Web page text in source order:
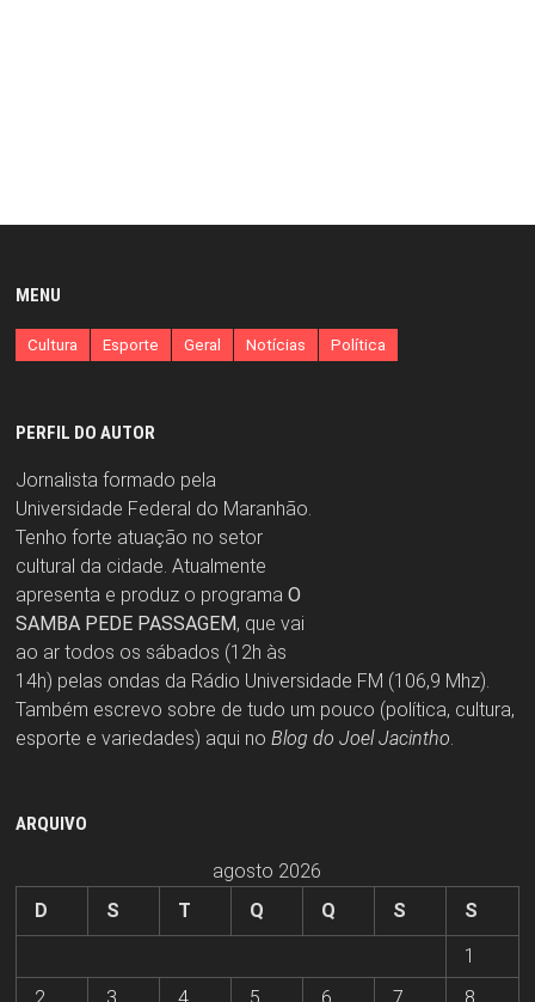
MENU
Cultura Esporte Geral Notícias Política
PERFIL DO AUTOR
Jornalista formado pela
Universidade Federal do Maranhão.
Tenho forte atuação no setor
cultural da cidade. Atualmente
apresenta e produz o programa O
SAMBA PEDE PASSAGEM, que vai
ao ar todos os sábados (12h às
14h) pelas ondas da Rádio Universidade FM (106,9 Mhz).
Também escrevo sobre de tudo um pouco (política, cultura,
esporte e variedades) aqui no Blog do Joel Jacintho
ARQUIVO
agosto 2026
D
S T Q Q S
S
1